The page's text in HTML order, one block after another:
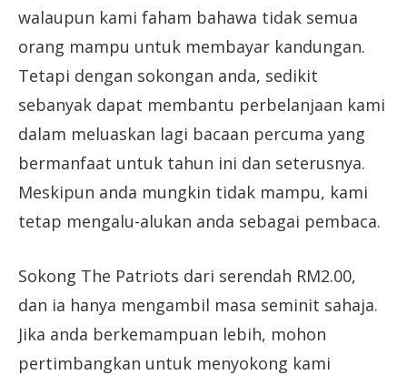
walaupun kami faham bahawa tidak semua
orang mampu untuk membayar kandungan.
Tetapi dengan sokongan anda, sedikit
sebanyak dapat membantu perbelanjaan kami
dalam meluaskan lagi bacaan percuma yang
bermanfaat untuk tahun ini dan seterusnya.
Meskipun anda mungkin tidak mampu, kami
tetap mengalu-alukan anda sebagai pembaca.
Sokong The Patriots dari serendah RM2.00,
dan ia hanya mengambil masa seminit sahaja.
Jika anda berkemampuan lebih, mohon
pertimbangkan untuk menyokong kami